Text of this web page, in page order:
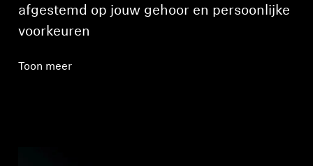
afgestemd op jouw gehoor en persoonlijke
voorkeuren
Toon meer